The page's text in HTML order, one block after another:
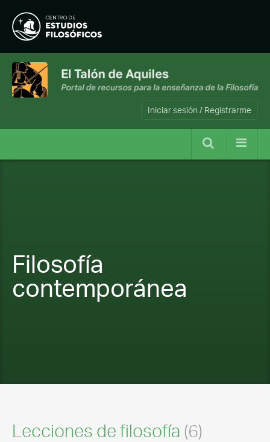
Iniciar sesión / Registrarme
Filosofía
contemporánea
Lecciones de filosofía (6)